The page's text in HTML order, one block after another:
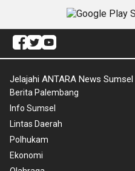
Jelajahi ANTARA News Sumsel
Berita Palembang
Info Sumsel
Lintas Daerah
Polhukam
Ekonomi